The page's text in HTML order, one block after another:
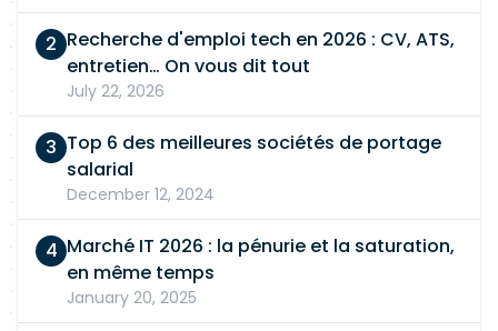
Recherche d'emploi tech en 2026 : CV, ATS,
entretien… On vous dit tout
July 22, 2026
Top 6 des meilleures sociétés de portage
salarial
December 12, 2024
Marché IT 2026 : la pénurie et la saturation,
en même temps
January 20, 2025